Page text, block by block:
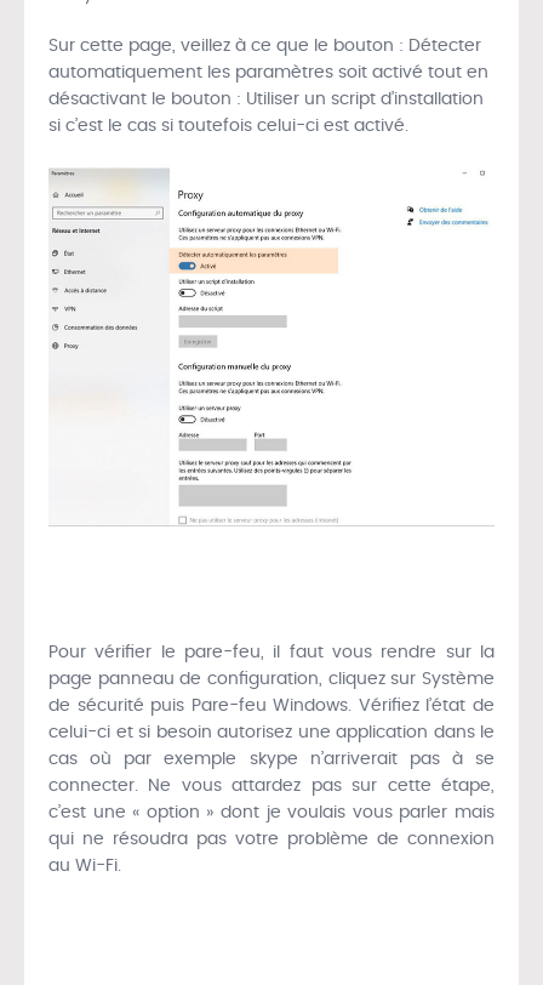
Sur cette page, veillez à ce que le bouton : Détecter
automatiquement les paramètres soit activé tout en
désactivant le bouton : Utiliser un script d’installation
si c’est le cas si toutefois celui-ci est activé.
Pour vérifier le pare-feu, il faut vous rendre sur la
page panneau de configuration, cliquez sur Système
de sécurité puis Pare-feu Windows. Vérifiez l’état de
celui-ci et si besoin autorisez une application dans le
cas où par exemple skype n’arriverait pas à se
connecter. Ne vous attardez pas sur cette étape,
c’est une « option » dont je voulais vous parler mais
qui ne résoudra pas votre problème de connexion
au Wi-Fi.